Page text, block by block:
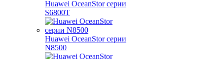
Huawei OceanStor серии
S6800T
Huawei OceanStor серии
N8500